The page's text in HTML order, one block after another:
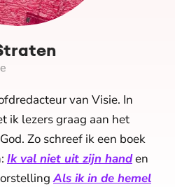
van Visie. In
ik lezers graag aan het
Zo schreef ik een boek
Ik val niet uit zijn handen
Als ik in de hemel